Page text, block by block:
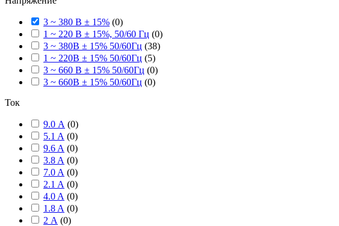
3 ~ 380 В ± 15% (0)
1 ~ 220 В ± 15%, 50/60 Гц (0)
3 ~ 380В ± 15% 50/60Гц (38)
1 ~ 220В ± 15% 50/60Гц (5)
3 ~ 660 В ± 15% 50/60Гц (0)
3 ~ 660В ± 15% 50/60Гц (0)
Ток
9.0 А (0)
5.1 A (0)
9.6 A (0)
3.8 A (0)
7.0 A (0)
2.1 A (0)
4.0 A (0)
1.8 A (0)
2 А (0)